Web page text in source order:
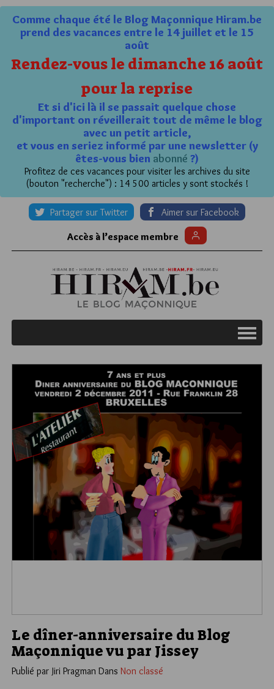
Comme chaque été le Blog Maçonnique Hiram.be
prend des vacances entre le 14 juillet et le 15
août
Rendez-vous le dimanche 16 août
pour la reprise
Et si d'ici là il se passait quelque chose
d'important on réveillerait tout de même le blog
avec un petit article,
et vous en seriez informé par une newsletter (y
êtes-vous bien abonné ?)
Profitez de ces vacances pour visiter les archives du site
(bouton "recherche") : 14 500 articles y sont stockés !
Partager sur Twitter Aimer sur Facebook
Accès à l’espace membre
Le dîner-anniversaire du Blog
Maçonnique vu par Jissey
Publié par Jiri Pragman Dans Non classé